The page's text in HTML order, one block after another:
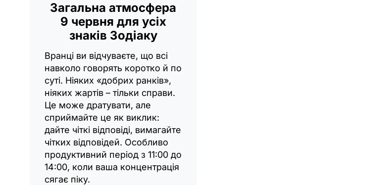
Загальна атмосфера
9 червня для усіх
знаків Зодіаку
Вранці ви відчуваєте, що всі
навколо говорять коротко й по
суті. Ніяких «добрих ранків»,
ніяких жартів – тільки справи.
Це може дратувати, але
сприймайте це як виклик:
дайте чіткі відповіді, вимагайте
чітких відповідей. Особливо
продуктивний період з 11:00 до
14:00, коли ваша концентрація
сягає піку.